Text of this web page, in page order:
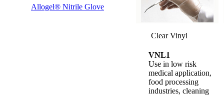
Allogel® Nitrile Glove
Clear Vinyl
VNL1
Use in low risk
medical application,
food processing
industries, cleaning